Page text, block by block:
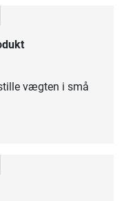
vægten i små